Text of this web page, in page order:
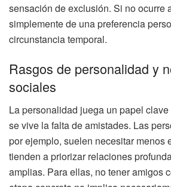
sensación de exclusión. Si no ocurre
simplemente de una preferencia
circunstancia temporal.
Rasgos de personalidad y
sociales
La personalidad juega un papel
se vive la falta de amistades. Las
por ejemplo, suelen necesitar menos
tienden a priorizar relaciones
amplias. Para ellas, no tener amigos